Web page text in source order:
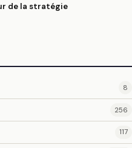
de la stratégie
8
256
117